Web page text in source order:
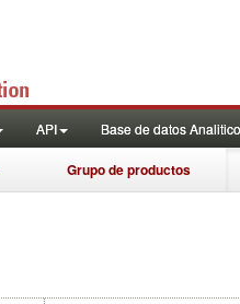
API Base de datos
Grupo de productos